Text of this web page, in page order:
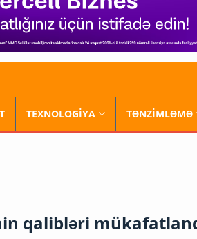
TEXNOLOGİYA TƏNZİMLƏMƏ
qalibləri